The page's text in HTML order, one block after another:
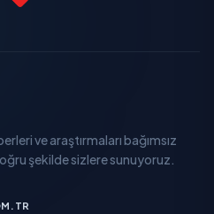
ve araştırmaları bağımsız
şekilde sizlere sunuyoruz.